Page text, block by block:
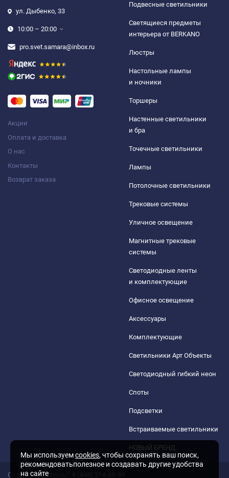
ул. Дыбенко, 33
10:00 – 20:00
pro.svet.samara@inbox.ru
Акции
Оплата и доставка
О нас
Контакты
Возврат заказа
Подвесные светильники
Светящиеся предметы
интерьера от BERKANO
Люстры
Настольные лампы
и ночники
Торшеры
Настенные светильники
и бра
Точечные светильники
Лампы
Потолочные светильники
Трековые системы
Уличное освещение
Магнитные трековые
системы
Светодиодные ленты
и комплектующие
Офисное освещение
Аксессуары
Комплектующие
Светильники Арт Объекты
Светодиодный гибкий неон
Споты
Подсветки
Встраиваемые светильники
НОВЫЙ БРЕНД
Остались вопросы?
Мы используемcookies, чтобы сохранять ваш поиск,
рекомендоватьполезное и создавать другие удобства
на сайте